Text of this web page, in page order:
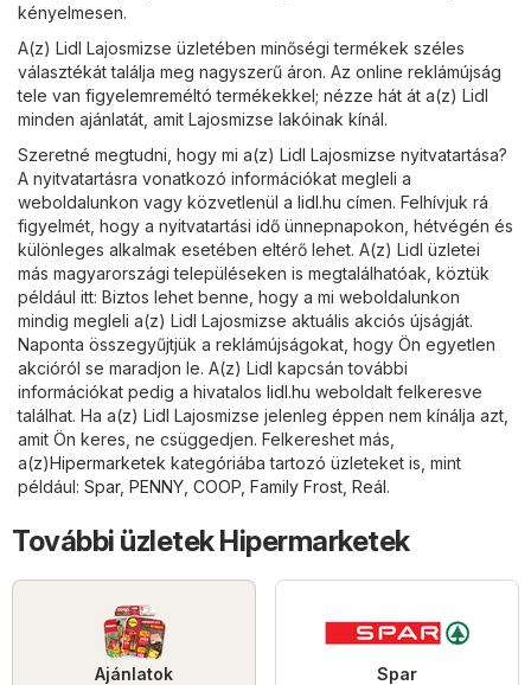
kényelmesen.
A(z) Lidl Lajosmizse üzletében minőségi termékek széles
választékát találja meg nagyszerű áron. Az online reklámújság
tele van figyelemreméltó termékekkel; nézze hát át a(z) Lidl
minden ajánlatát, amit Lajosmizse lakóinak kínál.
Szeretné megtudni, hogy mi a(z) Lidl Lajosmizse nyitvatartása?
A nyitvatartásra vonatkozó információkat megleli a
weboldalunkon vagy közvetlenül a lidl.hu címen. Felhívjuk rá
figyelmét, hogy a nyitvatartási idő ünnepnapokon, hétvégén és
különleges alkalmak esetében eltérő lehet. A(z) Lidl üzletei
más magyarországi településeken is megtalálhatóak, köztük
például itt: Biztos lehet benne, hogy a mi weboldalunkon
mindig megleli a(z) Lidl Lajosmizse aktuális akciós újságját.
Naponta összegyűjtjük a reklámújságokat, hogy Ön egyetlen
akcióról se maradjon le. A(z) Lidl kapcsán további
információkat pedig a hivatalos lidl.hu weboldalt felkeresve
találhat. Ha a(z) Lidl Lajosmizse jelenleg éppen nem kínálja azt,
amit Ön keres, ne csüggedjen. Felkereshet más,
a(z)Hipermarketek kategóriába tartozó üzleteket is, mint
például: Spar, PENNY COOP Family Frost Reál.
További üzletek Hipermarketek
Ajánlatok Spar